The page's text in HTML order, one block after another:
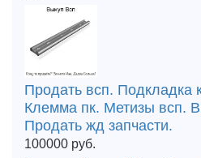
Продать всп. Подкладка
Клемма пк. Метизы всп.
Продать жд запчасти.
100000 руб.